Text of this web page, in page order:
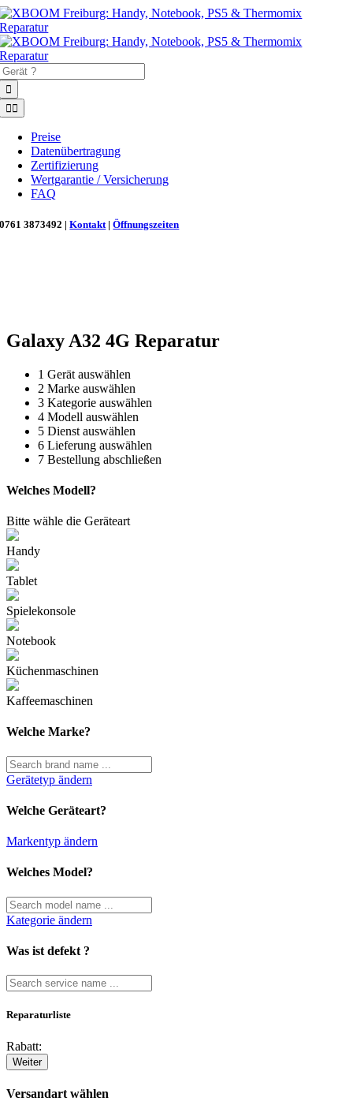
Zum
Inhalt
springen
Toggle
Navigation
Preise
Datenübertragung
Zertifizierung
Wertgarantie / Versicherung
FAQ
0761 3873492 |Kontakt|Öffnungszeiten
Galaxy A32 4G Reparatur
1 Gerät auswählen
2 Marke auswählen
3 Kategorie auswählen
4 Modell auswählen
5 Dienst auswählen
6 Lieferung auswählen
7 Bestellung abschließen
Welches Modell?
Bitte wähle die Geräteart
Handy
Tablet
Spielekonsole
Notebook
Küchenmaschinen
Kaffeemaschinen
Welche Marke?
Gerätetyp ändern
Welche Geräteart?
Markentyp ändern
Welches Model?
Kategorie ändern
Was ist defekt ?
Reparaturliste
Rabatt:
Weiter
Versandart wählen